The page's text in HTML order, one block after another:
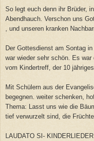
So legt euch denn ihr Brüder,
Abendhauch. Verschon uns
, und unseren kranken
Der Gottesdienst am Sontag
war wieder sehr schön. Es
vom Kindertreff, der 10
Mit Schülern aus der
begegnen. weiter schenken,
Thema: Lasst uns wie die
tief verwurzelt sind, die
LAUDATO SI-